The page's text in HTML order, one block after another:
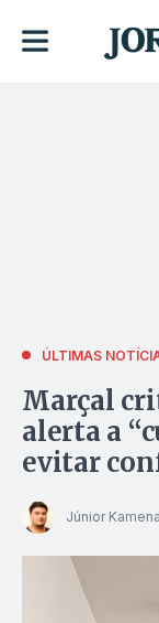
ÚLTIMAS
Marçal
alerta a
evitar
Júnior